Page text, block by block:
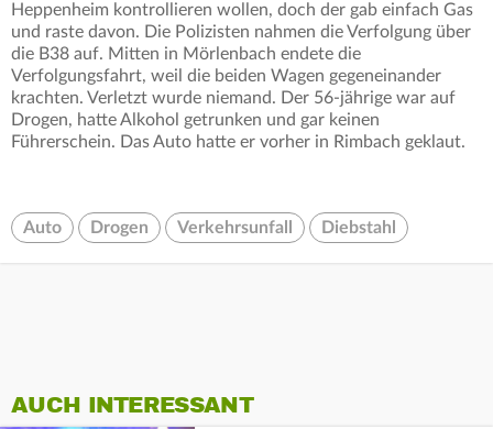
Heppenheim kontrollieren wollen, doch der gab einfach Gas
und raste davon. Die Polizisten nahmen die Verfolgung über
die B38 auf. Mitten in Mörlenbach endete die
Verfolgungsfahrt, weil die beiden Wagen gegeneinander
krachten. Verletzt wurde niemand. Der 56-jährige war auf
Drogen, hatte Alkohol getrunken und gar keinen
Führerschein. Das Auto hatte er vorher in Rimbach geklaut.
Auto Drogen Verkehrsunfall Diebstahl
AUCH INTERESSANT